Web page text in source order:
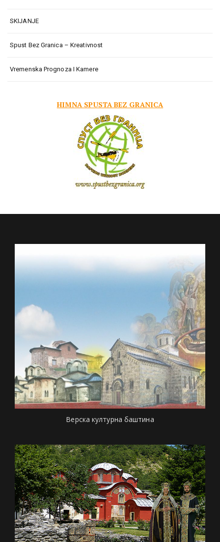
SKIJANJE
Spust Bez Granica – Kreativnost
Vremenska Prognoza I Kamere
HIMNA SPUSTA BEZ GRANICA
Верска културна баштина